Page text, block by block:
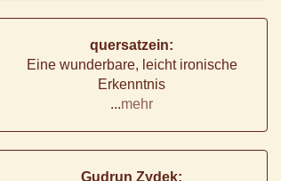
quersatzein:
Eine wunderbare, leicht ironische
Erkenntnis
...mehr
Gudrun Zydek: